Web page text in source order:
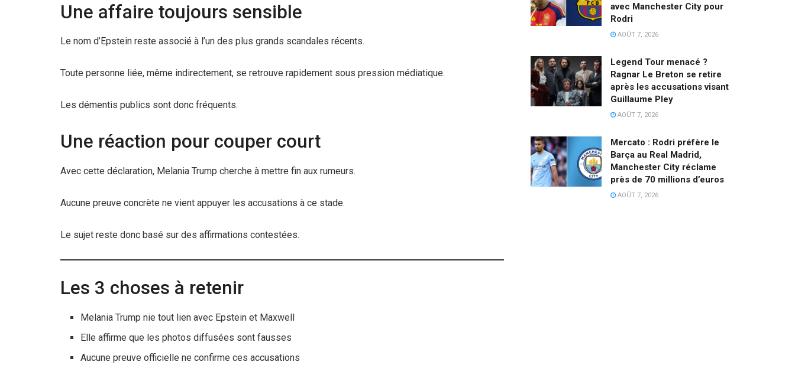
Une affaire toujours sensible
Le nom d’Epstein reste associé à l’un des plus grands scandales récents.
Toute personne liée, même indirectement, se retrouve rapidement sous pression médiatique.
Les démentis publics sont donc fréquents.
Une réaction pour couper court
Avec cette déclaration, Melania Trump cherche à mettre fin aux rumeurs.
Aucune preuve concrète ne vient appuyer les accusations à ce stade.
Le sujet reste donc basé sur des affirmations contestées.
Les 3 choses à retenir
Melania Trump nie tout lien avec Epstein et Maxwell
Elle affirme que les photos diffusées sont fausses
Aucune preuve officielle ne confirme ces accusations
avec Manchester City pour
Rodri
AOÛT 7, 2026
Legend Tour menacé ?
Ragnar Le Breton se retire
après les accusations visant
Guillaume Pley
AOÛT 7, 2026
Mercato : Rodri préfère le
Barça au Real Madrid,
Manchester City réclame
près de 70 millions d’euros
AOÛT 7, 2026